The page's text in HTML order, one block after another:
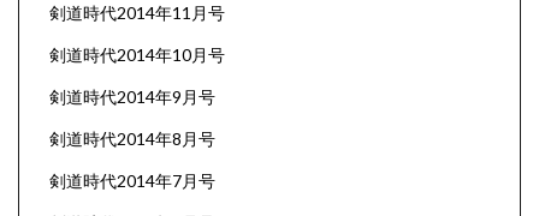
剣道時代2014年11月号
剣道時代2014年10月号
剣道時代2014年9月号
剣道時代2014年8月号
剣道時代2014年7月号